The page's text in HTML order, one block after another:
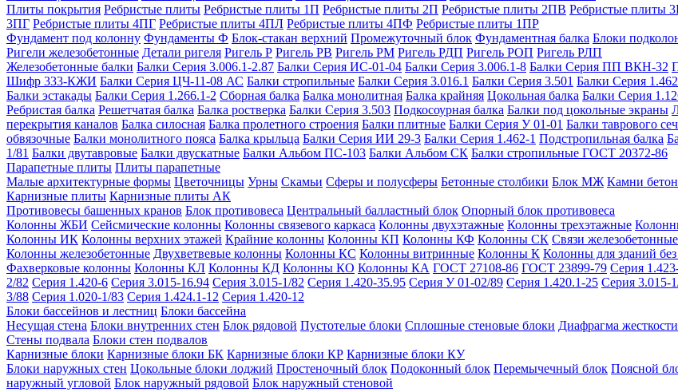
Плиты покрытия Ребристые плиты Ребристые плиты 1П Ребристые плиты 2П Ребристые плиты 2ПВ Ребристые плиты
3ПГ Ребристые плиты 4ПГ Ребристые плиты 4ПЛ Ребристые плиты 4ПФ Ребристые плиты 1ПР
Фундамент под колонну Фундаменты Ф Блок-стакан верхний Промежуточный блок Фундаментная балка Блоки
Ригели железобетонные Детали ригеля Ригель Р Ригель РВ Ригель РМ Ригель РДП Ригель РОП Ригель РЛП
Железобетонные балки Балки Серия 3.006.1-2.87 Балки Серия ИС-01-04 Балки Серия 3.006.1-8 Балки Серия ПП ВКН-32
Шифр 333-КЖИ Балки Серия ЦЧ-11-08 АС Балки стропильные Балки Серия 3.016.1 Балки Серия 3.501 Балки Серия
Балки эстакады Балки Серия 1.266.1-2 Сборная балка Балка монолитная Балка крайняя Цокольная балка Балки Серия
Ребристая балка Решетчатая балка Балка ростверка Балки Серия 3.503 Подкосоурная балка Балки под цокольные экраны
перекрытия каналов Балка силосная Балка пролетного строения Балки плитные Балки Серия У 01-01 Балки таврового
обвязочные Балки монолитного пояса Балка крыльца Балки Серия ИИ 29-3 Балки Серия 1.462-1 Подстропильная балка
1/81 Балки двутавровые Балки двускатные Балки Альбом ПС-103 Балки Альбом СК Балки стропильные ГОСТ 20372-86
Парапетные плиты Плиты парапетные
Малые архитектурные формы Цветочницы Урны Скамьи Сферы и полусферы Бетонные столбики Блок МЖ Камни
Карнизные плиты Карнизные плиты АК
Противовесы башенных кранов Блок противовеса Центральный балластный блок Опорный блок противовеса
Колонны ЖБИ Сейсмические колонны Колонны связевого каркаса Колонны двухэтажные Колонны трехэтажные
Колонны ИК Колонны верхних этажей Крайние колонны Колонны КП Колонны КФ Колонны СК Связи железобетонные
Колонны железобетонные Двухветвевые колонны Колонны КС Колонны витринные Колонны К Колонны для зданий
Фахверковые колонны Колонны КЛ Колонны КД Колонны КО Колонны КА ГОСТ 27108-86 ГОСТ 23899-79 Серия
2/82 Серия 1.420-6 Серия 3.015-16.94 Серия 3.015-1/82 Серия 1.420-35.95 Серия У 01-02/89 Серия 1.420.1-25 Серия 3.015-
3/88 Серия 1.020-1/83 Серия 1.424.1-12 Серия 1.420-12
Блоки бассейнов и лестниц Блоки бассейна
Несущая стена Блоки внутренних стен Блок рядовой Пустотелые блоки Сплошные стеновые блоки Диафрагма жесткости
Стены подвала Блоки стен подвалов
Карнизные блоки Карнизные блоки БК Карнизные блоки КР Карнизные блоки КУ
Блоки наружных стен Цокольные блоки лоджий Простеночный блок Подоконный блок Перемычечный блок Поясной
наружный угловой Блок наружный рядовой Блок наружный стеновой